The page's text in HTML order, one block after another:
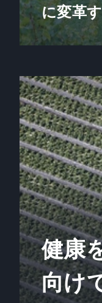
に変革
健康
向け